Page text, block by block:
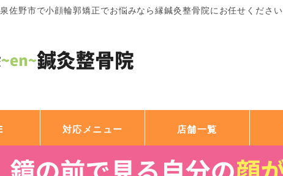
佐野市で小顔輪郭矯正でお悩みなら縁鍼灸整骨院にお任せください
対応メニュー 店舗一覧